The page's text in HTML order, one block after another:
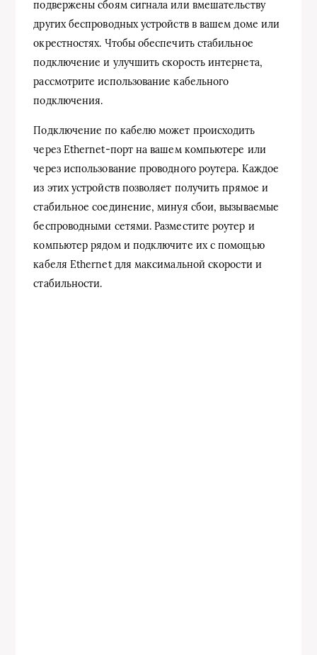
подвержены сбоям сигнала или вмешательству
других беспроводных устройств в вашем доме или
окрестностях. Чтобы обеспечить стабильное
подключение и улучшить скорость интернета,
рассмотрите использование кабельного
подключения.
Подключение по кабелю может происходить
через Ethernet-порт на вашем компьютере или
через использование проводного роутера. Каждое
из этих устройств позволяет получить прямое и
стабильное соединение, минуя сбои, вызываемые
беспроводными сетями. Разместите роутер и
компьютер рядом и подключите их с помощью
кабеля Ethernet для максимальной скорости и
стабильности.